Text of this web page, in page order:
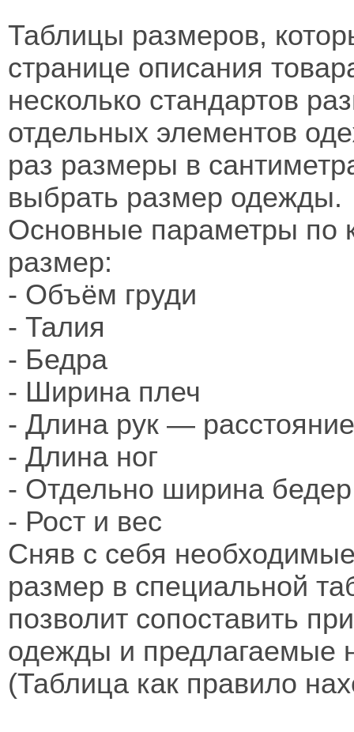
Таблицы размеров,
странице описания
несколько стандартов
отдельных элементов
раз размеры в
выбрать размер одежды.
Основные параметры по
размер:
- Объём груди
- Талия
- Бедра
- Ширина плеч
- Длина рук —
- Длина ног
- Отдельно ширина бедер
- Рост и вес
Сняв с себя
размер в специальной
позволит сопоставить
одежды и предлагаемые
(Таблица как правило